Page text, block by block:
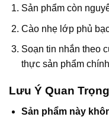
Sản phẩm còn
Cào nhẹ lớp phủ
Soạn tin nhắn theo
thực sản phẩm
Lưu Ý Quan Trọng
Sản phẩm này